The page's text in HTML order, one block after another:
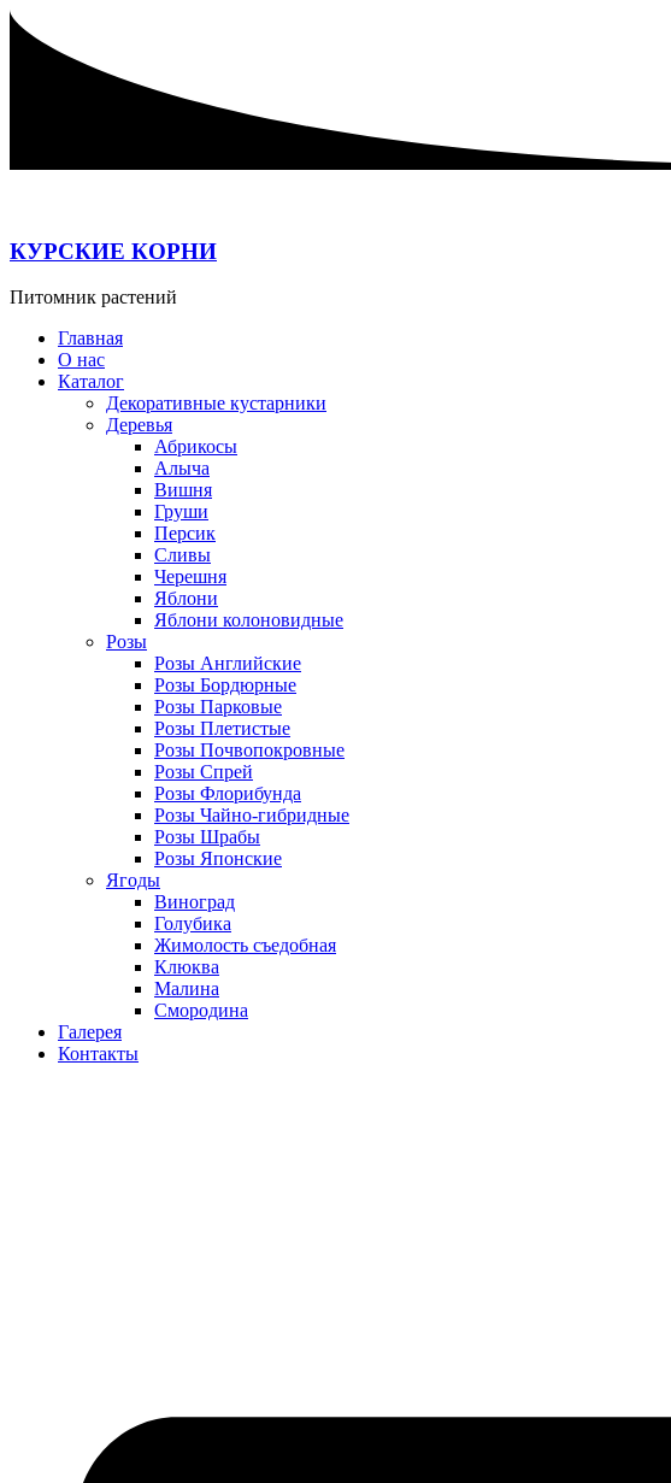
Перейти
содержимому
КУРСКИЕ КОРНИ
Питомник растений
Главная
О нас
Каталог
Декоративные кустарники
Деревья
Абрикосы
Алыча
Вишня
Груши
Персик
Сливы
Черешня
Яблони
Яблони колоновидные
Розы
Розы Английские
Розы Бордюрные
Розы Парковые
Розы Плетистые
Розы Почвопокровные
Розы Спрей
Розы Флорибунда
Розы Чайно-гибридные
Розы Шрабы
Розы Японские
Ягоды
Виноград
Голубика
Жимолость съедобная
Клюква
Малина
Смородина
Галерея
Контакты